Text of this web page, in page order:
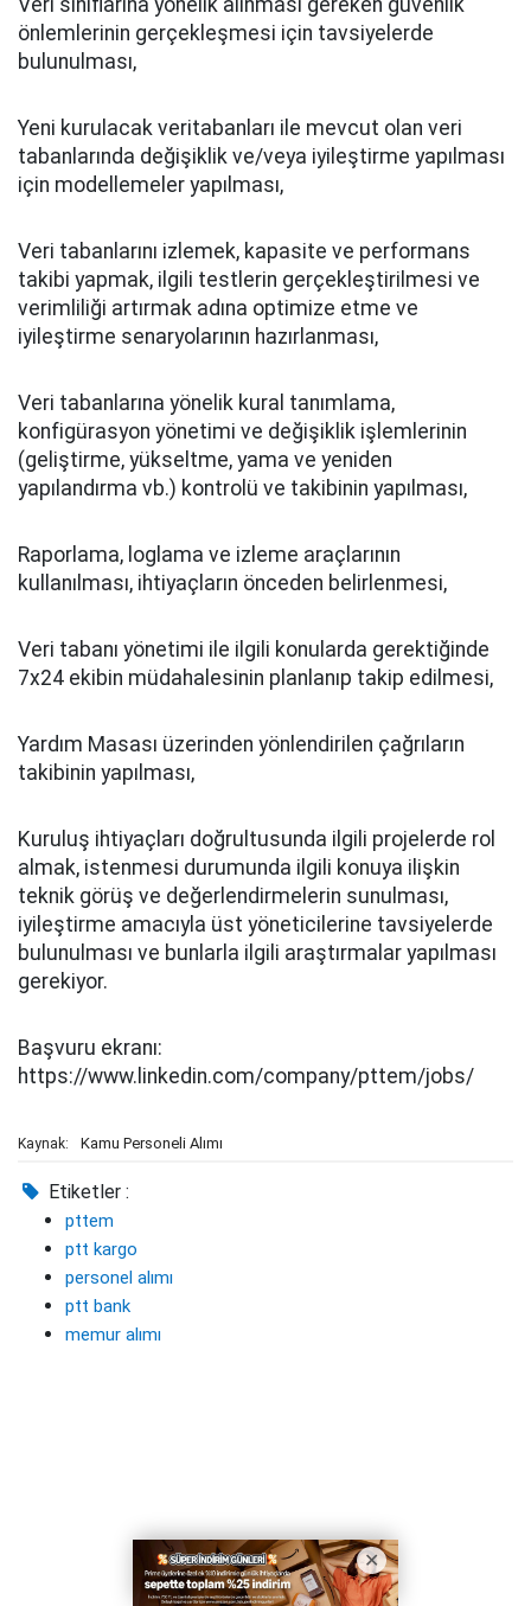
Veri sınıflarına yönelik alınması gereken güvenlik
önlemlerinin gerçekleşmesi için tavsiyelerde
bulunulması,
Yeni kurulacak veritabanları ile mevcut olan veri
tabanlarında değişiklik ve/veya iyileştirme yapılması
için modellemeler yapılması,
Veri tabanlarını izlemek, kapasite ve performans
takibi yapmak, ilgili testlerin gerçekleştirilmesi ve
verimliliği artırmak adına optimize etme ve
iyileştirme senaryolarının hazırlanması,
Veri tabanlarına yönelik kural tanımlama,
konfigürasyon yönetimi ve değişiklik işlemlerinin
(geliştirme, yükseltme, yama ve yeniden
yapılandırma vb.) kontrolü ve takibinin yapılması,
Raporlama, loglama ve izleme araçlarının
kullanılması, ihtiyaçların önceden belirlenmesi,
Veri tabanı yönetimi ile ilgili konularda gerektiğinde
7x24 ekibin müdahalesinin planlanıp takip edilmesi,
Yardım Masası üzerinden yönlendirilen çağrıların
takibinin yapılması,
Kuruluş ihtiyaçları doğrultusunda ilgili projelerde rol
almak, istenmesi durumunda ilgili konuya ilişkin
teknik görüş ve değerlendirmelerin sunulması,
iyileştirme amacıyla üst yöneticilerine tavsiyelerde
bulunulması ve bunlarla ilgili araştırmalar yapılması
gerekiyor.
Başvuru ekranı:
https://www.linkedin.com/company/pttem/jobs/
Kaynak: Kamu Personeli Alımı
Etiketler :
pttem
ptt kargo
personel alımı
ptt bank
memur alımı